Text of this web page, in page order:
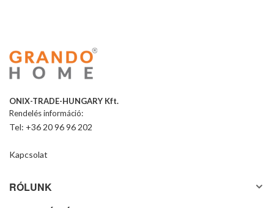
ONIX-TRADE-HUNGARY Kft.
Rendelés információ:
Tel: +36 20 96 96 202
Kapcsolat
RÓLUNK